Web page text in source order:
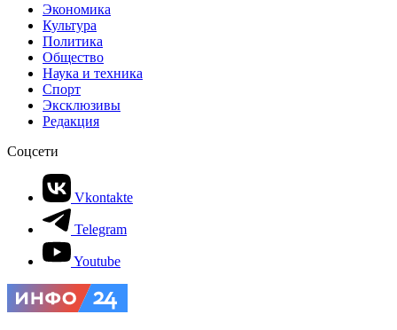
Экономика
Культура
Политика
Общество
Наука и техника
Спорт
Эксклюзивы
Редакция
Соцсети
Vkontakte
Telegram
Youtube